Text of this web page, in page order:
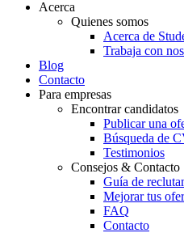
Acerca
Quienes somos
Acerca de
Trabaja con
Blog
Contacto
Para empresas
Encontrar candidatos
Publicar una
Búsqueda de
Testimonios
Consejos & Contacto
Guía de
Mejorar tus
FAQ
Contacto